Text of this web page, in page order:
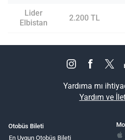
Lider
Elbistan
2.200 TL
Yardıma mı
Yardım ve
Otobüs Bileti
En Uygun Otobüs Bileti